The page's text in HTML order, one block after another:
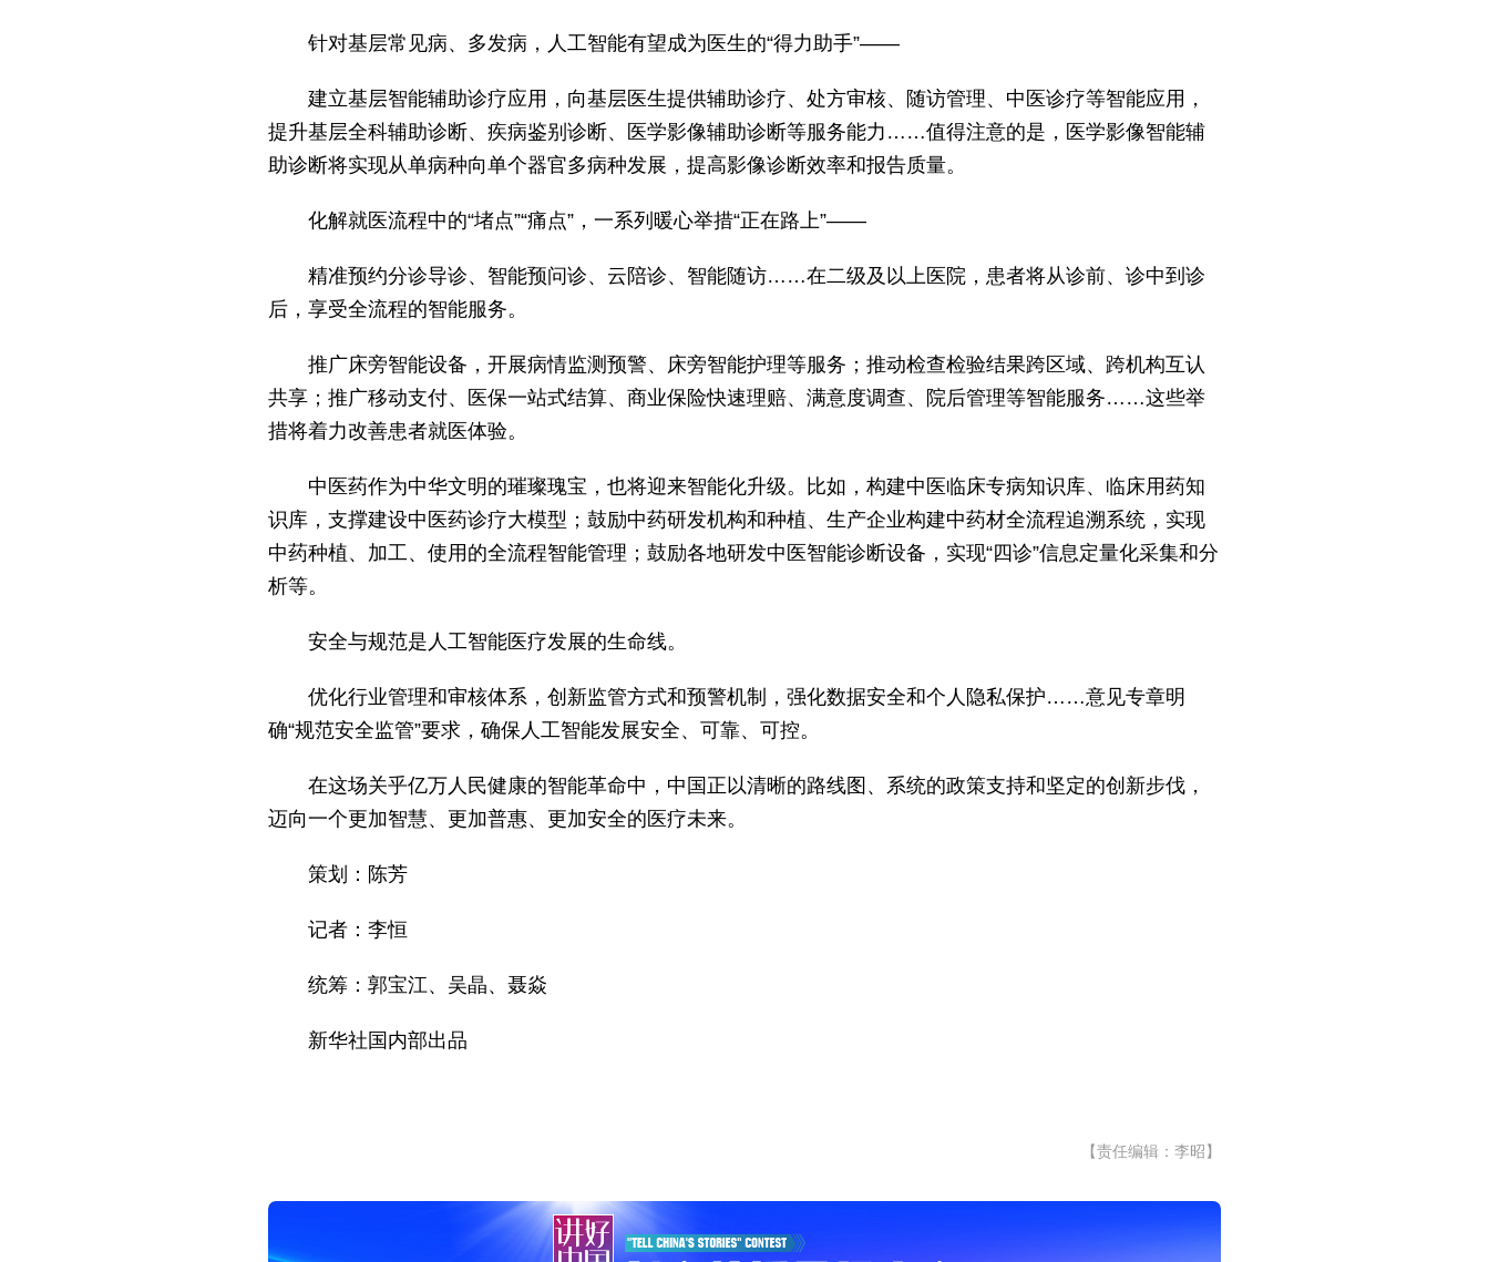
针对基层常见病、多发病，人工智能有望成为医生的“得力助手”——
建立基层智能辅助诊疗应用，向基层医生提供辅助诊疗、处方审核、随访管理、中医诊疗等智能应用，
提升基层全科辅助诊断、疾病鉴别诊断、医学影像辅助诊断等服务能力……值得注意的是，医学影像智能辅
助诊断将实现从单病种向单个器官多病种发展，提高影像诊断效率和报告质量。
化解就医流程中的“堵点”“痛点”，一系列暖心举措“正在路上”——
精准预约分诊导诊、智能预问诊、云陪诊、智能随访……在二级及以上医院，患者将从诊前、诊中到诊
后，享受全流程的智能服务。
推广床旁智能设备，开展病情监测预警、床旁智能护理等服务；推动检查检验结果跨区域、跨机构互认
共享；推广移动支付、医保一站式结算、商业保险快速理赔、满意度调查、院后管理等智能服务……这些举
措将着力改善患者就医体验。
中医药作为中华文明的璀璨瑰宝，也将迎来智能化升级。比如，构建中医临床专病知识库、临床用药知
识库，支撑建设中医药诊疗大模型；鼓励中药研发机构和种植、生产企业构建中药材全流程追溯系统，实现
中药种植、加工、使用的全流程智能管理；鼓励各地研发中医智能诊断设备，实现“四诊”信息定量化采集和分
析等。
安全与规范是人工智能医疗发展的生命线。
优化行业管理和审核体系，创新监管方式和预警机制，强化数据安全和个人隐私保护……意见专章明
确“规范安全监管”要求，确保人工智能发展安全、可靠、可控。
在这场关乎亿万人民健康的智能革命中，中国正以清晰的路线图、系统的政策支持和坚定的创新步伐，
迈向一个更加智慧、更加普惠、更加安全的医疗未来。
策划：陈芳
记者：李恒
统筹：郭宝江、吴晶、聂焱
新华社国内部出品
【责任编辑：李昭】